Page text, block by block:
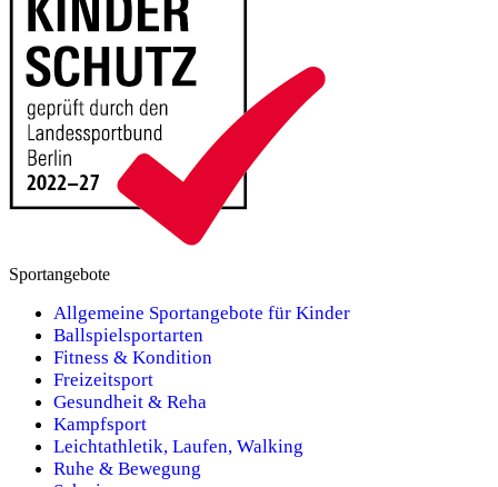
Sportangebote
Allgemeine Sportangebote für Kinder
Ballspielsportarten
Fitness & Kondition
Freizeitsport
Gesundheit & Reha
Kampfsport
Leichtathletik, Laufen, Walking
Ruhe & Bewegung